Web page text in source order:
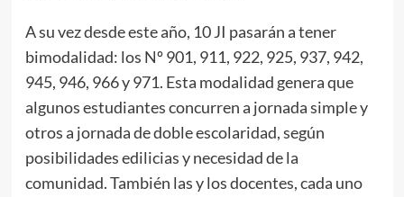
A su vez desde este año, 10 JI pasarán a tener
bimodalidad: los Nº 901, 911, 922, 925, 937, 942,
945, 946, 966 y 971. Esta modalidad genera que
algunos estudiantes concurren a jornada simple y
otros a jornada de doble escolaridad, según
posibilidades edilicias y necesidad de la
comunidad. También las y los docentes, cada uno